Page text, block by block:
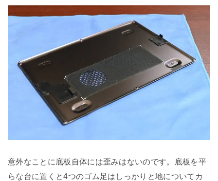
意外なことに底板自体には歪みはないのです。底板を平
らな台に置くと4つのゴム足はしっかりと地についてカ